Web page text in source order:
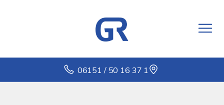
06151 / 50 16 37 1